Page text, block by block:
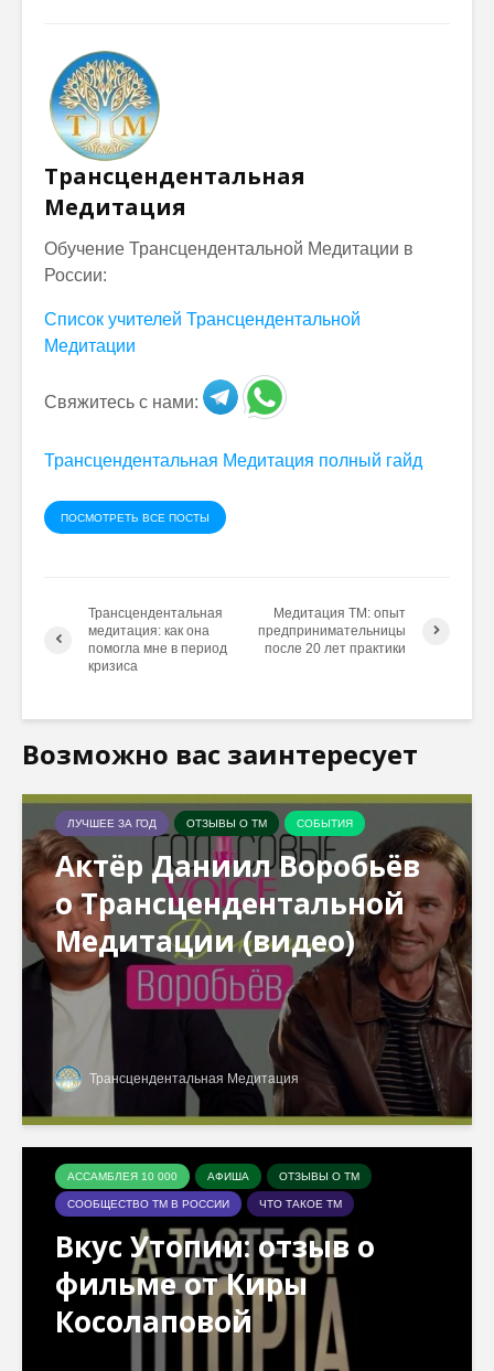
Трансцендентальная
Медитация
Обучение Трансцендентальной Медитации в
России:
Список учителей Трансцендентальной
Медитации
Свяжитесь с нами:
Трансцендентальная Медитация полный гайд
ПОСМОТРЕТЬ ВСЕ ПОСТЫ
Трансцендентальная
медитация: как она
помогла мне в период
кризиса
Медитация ТМ: опыт
предпринимательницы
после 20 лет практики
Возможно вас заинтересует
ЛУЧШЕЕ ЗА ГОД ОТЗЫВЫ О ТМ СОБЫТИЯ
Актёр Даниил Воробьёв
о Трансцендентальной
Медитации (видео)
Трансцендентальная Медитация
АССАМБЛЕЯ 10 000 АФИША ОТЗЫВЫ О ТМ
СООБЩЕСТВО ТМ В РОССИИ ЧТО ТАКОЕ ТМ
Вкус Утопии: отзыв о
фильме от Киры
Косолаповой